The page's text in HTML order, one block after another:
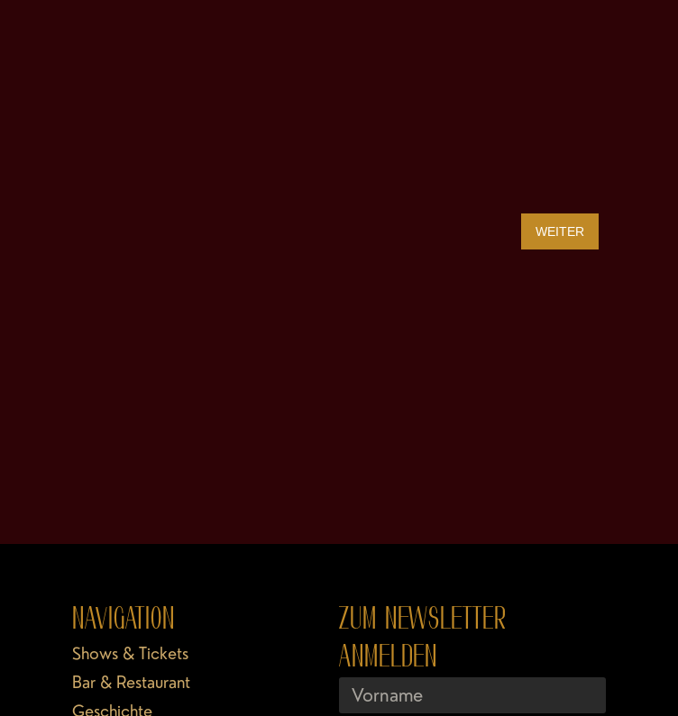
NAVIGATION
Shows & Tickets
Bar & Restaurant
Geschichte
ZUM NEWSLETTER
ANMELDEN